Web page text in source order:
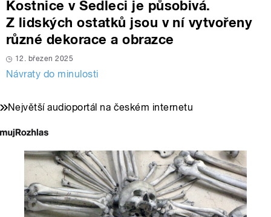
Kostnice v Sedleci je působivá.
Z lidských ostatků jsou v ní vytvořeny
různé dekorace a obrazce
12. březen 2025
Návraty do minulosti
Největší audioportál na českém internetu